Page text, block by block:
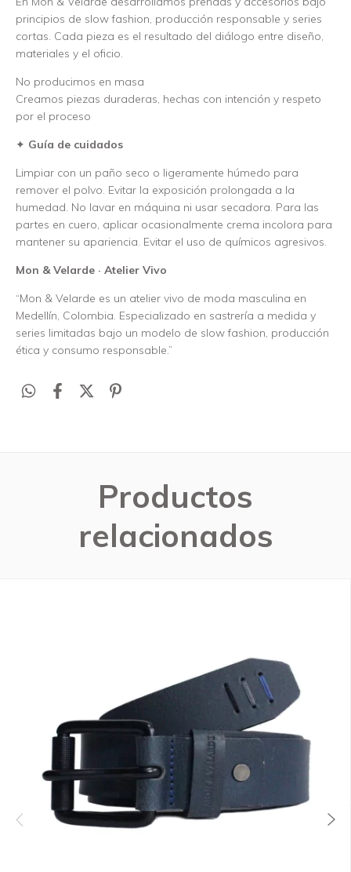
principios de slow fashion, producción responsable y series
cortas. Cada pieza es el resultado del diálogo entre diseño,
materiales y el oficio.
No producimos en masa
Creamos piezas duraderas, hechas con intención y respeto
por el proceso
✦ Guía de cuidados
Limpiar con un paño seco o ligeramente húmedo para
remover el polvo. Evitar la exposición prolongada a la
humedad. No lavar en máquina ni usar secadora. Para las
partes en cuero, aplicar ocasionalmente crema incolora para
mantener su apariencia. Evitar el uso de químicos agresivos.
Mon & Velarde · Atelier Vivo
“Mon & Velarde es un atelier vivo de moda masculina en
Medellín, Colombia. Especializado en sastrería a medida y
series limitadas bajo un modelo de slow fashion, producción
ética y consumo responsable.”
Productos
relacionados